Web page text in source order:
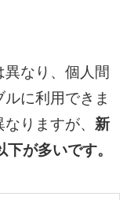
なり、個人間
に利用できま
りますが、 新
が多いです。